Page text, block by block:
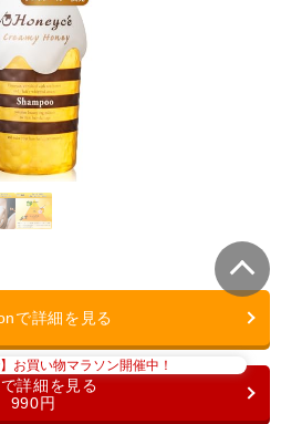
お買い物マラソン開催中！
990円